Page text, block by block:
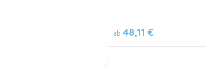
ab 48,11 €